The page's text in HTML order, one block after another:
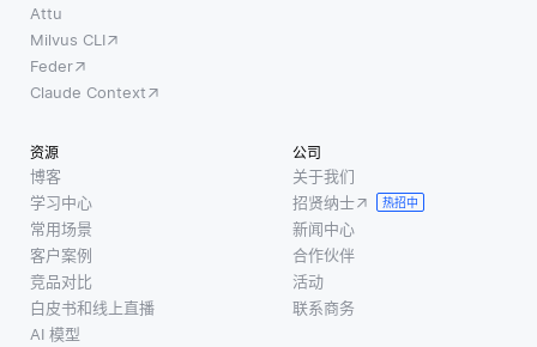
Attu
Milvus CLI
Feder
Claude Context
资源
博客
学习中心
常用场景
客户案例
竞品对比
白皮书和线上直播
AI 模型
公司
关于我们
招贤纳士
热招中
新闻中心
合作伙伴
活动
联系商务